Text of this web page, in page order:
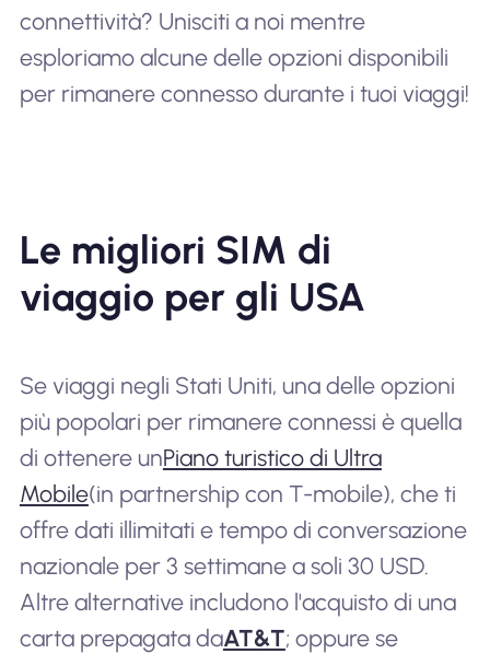
connettività? Unisciti a noi mentre
esploriamo alcune delle opzioni disponibili
per rimanere connesso durante i tuoi viaggi!
Le migliori SIM di
viaggio per gli USA
Se viaggi negli Stati Uniti, una delle opzioni
più popolari per rimanere connessi è quella
di ottenere unPiano turistico di Ultra
Mobile(in partnership con T-mobile), che ti
offre dati illimitati e tempo di conversazione
nazionale per 3 settimane a soli 30 USD.
Altre alternative includono l'acquisto di una
carta prepagata daAT&T; oppure se